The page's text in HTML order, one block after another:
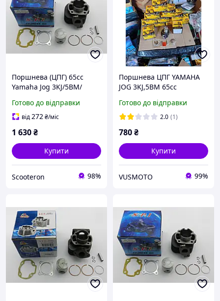
Поршнева (ЦПГ) 65cc
Yamaha Jog 3KJ/5BM/
SPI (тайвань)
Готово до відправки
від272₴/міс
1 630₴
Купити
Scooteron 98%
Поршнева ЦПГ YAMAHA
JOG 3KJ,5BM 65cc
Готово до відправки
2.0 (1)
780₴
Купити
VUSMOTO 99%